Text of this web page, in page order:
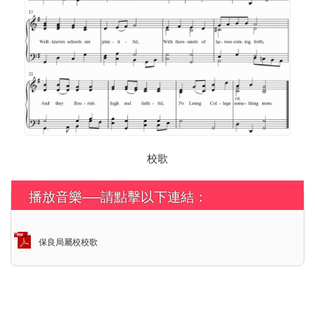
校歌
播放音樂──請點擊以下連結：
保良局屬校校歌